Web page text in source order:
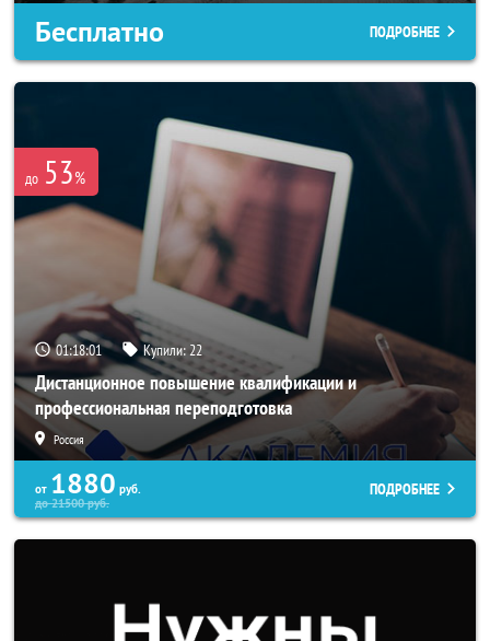
Бесплатно ПОДРОБНЕЕ
до 53%
01:17:58 Купили:22
Дистанционное повышение квалификации и
профессиональная переподготовка
Россия
от 1880 руб.
до21500руб.
ПОДРОБНЕЕ